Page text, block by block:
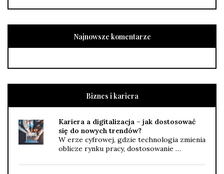
Najnowsze komentarze
Biznes i kariera
Kariera a digitalizacja – jak dostosować
się do nowych trendów?
W erze cyfrowej, gdzie technologia zmienia
oblicze rynku pracy, dostosowanie …